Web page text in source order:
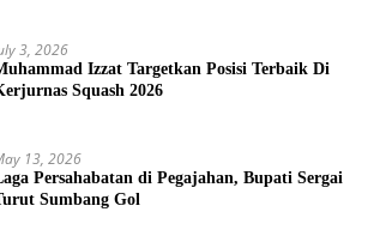
3, 2026
Izzat Targetkan Posisi Terbaik Di
Squash 2026
13, 2026
Persahabatan di Pegajahan, Bupati Sergai
Sumbang Gol